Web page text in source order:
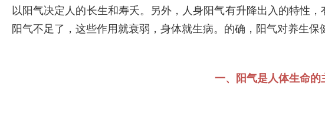
以阳气决定人的长生和寿夭。另外，人身阳气有升降出入的特性
阳气不足了，这些作用就衰弱，身体就生病。的确，阳气对养生保
一、阳气是人体生命的